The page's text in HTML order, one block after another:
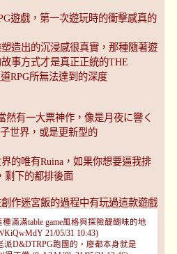
遊戲，第一次遊玩時的衝擊感真的
造出的沉浸感很真實，那種隨著遊
事方式才是真正正統的THE
RPG所無法達到的深度
然有一大票神作，像是月夜に響く
世界，或是更新型的
的唯有Ruina，如果你想要逼我排
剩下的都排後面
作迷宮飯的過程中有玩過這款遊戲
滿滿table game風格與探險醍醐味的地
21/05/31 10:43)
派D&DTRPG跑團的，廢都本身就是